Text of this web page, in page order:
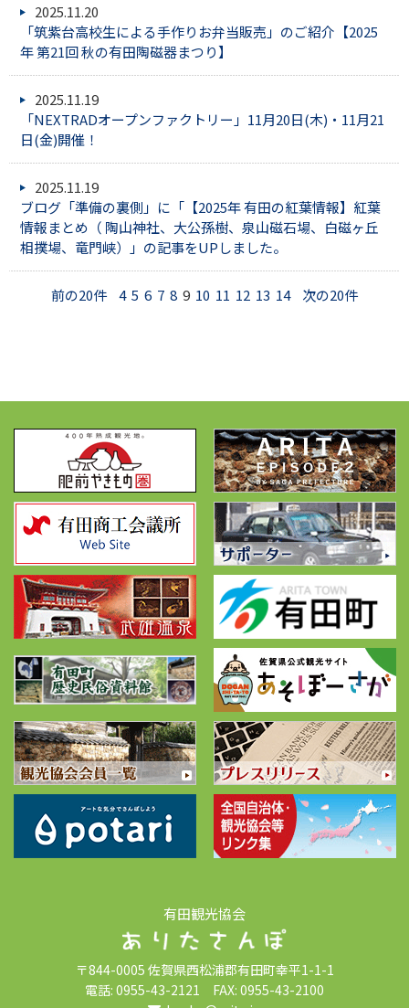
2025.11.20
「筑紫台高校生による手作りお弁当販売」のご紹介【2025
年 第21回 秋の有田陶磁器まつり】
2025.11.19
「NEXTRADオープンファクトリー」11月20日(木)・11月21
日(金)開催！
2025.11.19
ブログ「準備の裏側」に「【2025年 有田の紅葉情報】紅葉
情報まとめ（ 陶山神社、大公孫樹、泉山磁石場、白磁ヶ丘
相撲場、竜門峡）」の記事をUPしました。
前の20件 4 5 6 7 8 9 10 11 12 13 14 次の20件
有田観光協会
〒844-0005 佐賀県西松浦郡有田町幸平1-1-1
電話: 0955-43-2121 FAX: 0955-43-2100